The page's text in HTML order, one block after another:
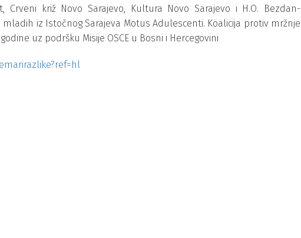
Crveni križ Novo Sarajevo, Kultura Novo Sarajevo i H.O. Bezdan-
iz Istočnog Sarajeva Motus Adulescenti. Koalicija protiv mržnje
uz podršku Misije OSCE u Bosni i Hercegovini